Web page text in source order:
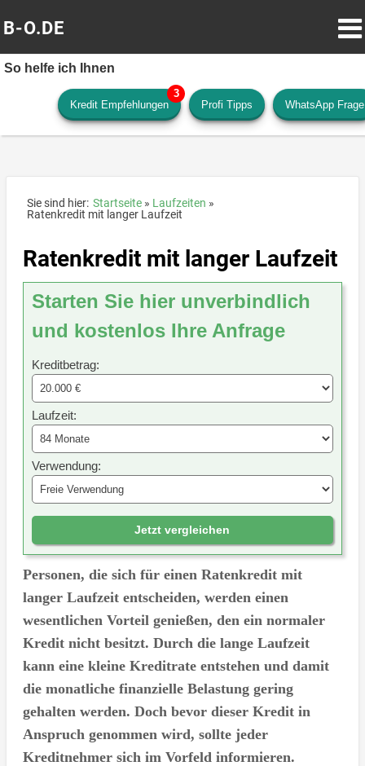
B-O.DE
So helfe ich Ihnen
Kredit Empfehlungen Profi Tipps WhatsApp Frage
Sie sind hier: Startseite
Laufzeiten
Ratenkredit mit langer Laufzeit
Ratenkredit mit langer Laufzeit
Starten Sie hier unverbindlich
und kostenlos Ihre Anfrage
Kreditbetrag:
Laufzeit:
Verwendung:
Jetzt vergleichen
Personen, die sich für einen Ratenkredit mit
langer Laufzeit entscheiden, werden einen
wesentlichen Vorteil genießen, den ein normaler
Kredit nicht besitzt. Durch die lange Laufzeit
kann eine kleine Kreditrate entstehen und damit
die monatliche finanzielle Belastung gering
gehalten werden. Doch bevor dieser Kredit in
Anspruch genommen wird, sollte jeder
Kreditnehmer sich im Vorfeld informieren.